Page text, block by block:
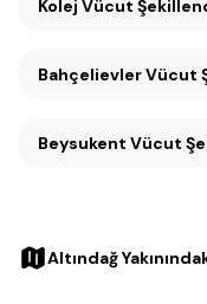
Kolej Vücut
Bahçelievler Vücut
Beysukent
Altındağ